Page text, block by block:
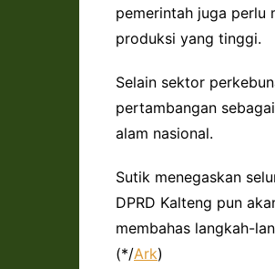
pemerintah juga perlu
produksi yang tinggi.
Selain sektor
pertambangan
alam nasional.
Sutik menegaskan
DPRD Kalteng pun
membahas langkah-
(*/Ark)